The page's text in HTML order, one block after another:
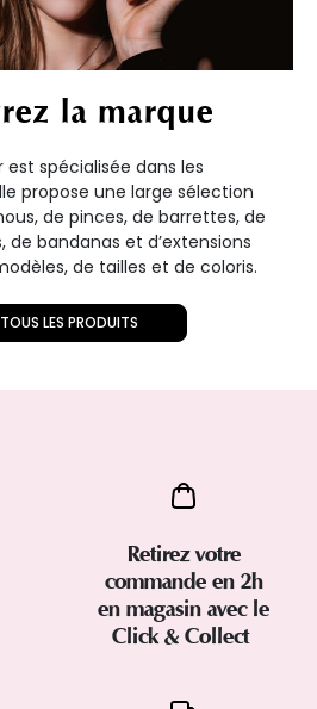
la marque
spécialisée dans les
propose une large sélection
de pinces, de barrettes, de
bandanas et d’extensions
de tailles et de coloris.
LES PRODUITS
Retirez votre
commande en 2h
en magasin avec le
Click & Collect